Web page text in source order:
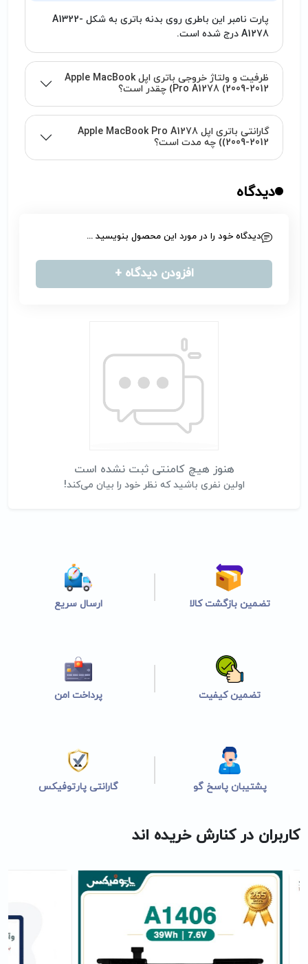
پارت نامبر این باطری روی بدنه باتری به شکل A1322-
A1278 درج شده است.
ظرفیت و ولتاژ خروجی باتری اپل Apple MacBook
Pro A1278 (2009-2012) چقدر است؟
گارانتی باتری اپل Apple MacBook Pro A1278
(2009-2012) چه مدت است؟
دیدگاه
هنوز هیچ کامنتی ثبت نشده است
اولین نفری باشید که نظر خود را بیان می‌کند!
دیدگاه خود را در مورد این محصول بنویسید ...
افزودن دیدگاه +
تضمین بازگشت کالا ارسال سریع
تضمین کیفیت پرداخت امن
پشتیبان پاسخ گو گارانتی پارتوفیکس
کاربران در کنارش خریده اند